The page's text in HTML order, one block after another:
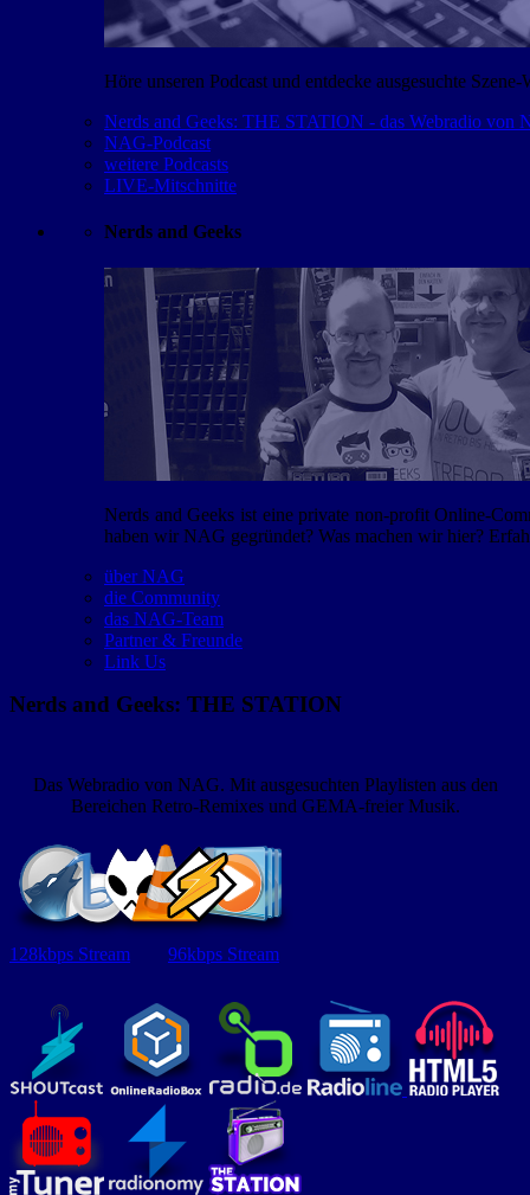
Höre unseren Podcast und entdecke ausgesuchte Szene-
Nerds and Geeks: THE STATION - das Webradio von
NAG-Podcast
weitere Podcasts
LIVE-Mitschnitte
Nerds and Geeks
Nerds and Geeks ist eine private non-profit Online-
haben wir NAG gegründet? Was machen wir hier?
über NAG
die Community
das NAG-Team
Partner & Freunde
Link Us
Nerds and Geeks: THE STATION
Das Webradio von NAG. Mit ausgesuchten Playlisten aus den
Bereichen Retro-Remixes und GEMA-freier Musik.
128kbps Stream 96kbps Stream